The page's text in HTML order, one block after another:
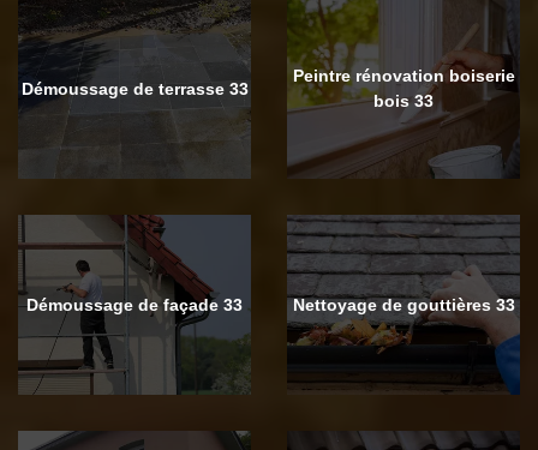
Démoussage de terrasse 33
Peintre rénovation boiserie
bois 33
Démoussage de façade 33 Nettoyage de gouttières 33